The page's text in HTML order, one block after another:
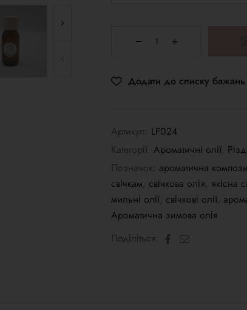
Додати до списку бажань
Артикул: LF024
Категорії: Ароматичні олії,
Позначок: ароматична
свічкам, свічкова олія, якісна
мильні олії, свічкові олії,
Ароматична зимова олія
Поділіться:
Facebook
Електронна